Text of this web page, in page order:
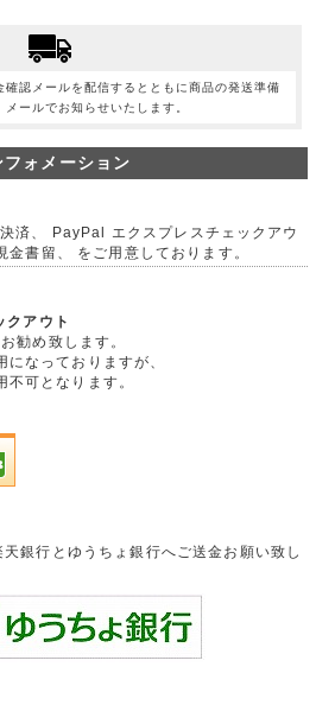
認メールを配信するとともに商品の発送準備
ールでお知らせいたします。
フォメーション
済、 PayPal エクスプレスチェックアウ
金書留、 をご用意しております。
クアウト
勧め致します。
になっておりますが、
可となります。
銀行とゆうちょ銀行へご送金お願い致し